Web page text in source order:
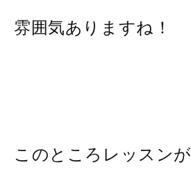
雰囲気ありますね！
このところレッスン